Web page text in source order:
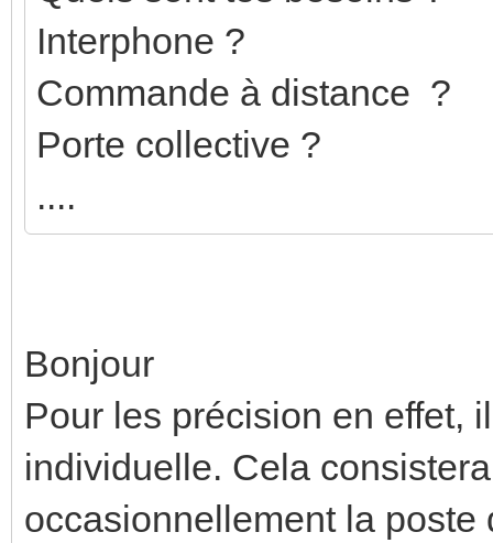
Interphone ?
Commande à distance ?
Porte collective ?
....
Bonjour
Pour les précision en effet,
individuelle. Cela
occasionnellement la